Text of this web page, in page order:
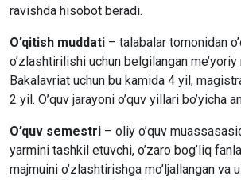
ravishda hisobot beradi.
O’qitish muddati – talabalar tomonidan
o’zlashtirilishi uchun belgilangan me’yoriy
Bakalavriat uchun bu kamida 4 yil,
2 yil. O’quv jarayoni o’quv yillari bo’yicha
O’quv semestri – oliy o’quv
yarmini tashkil etuvchi, o’zaro bog’liq
majmuini o’zlashtirishga mo’ljallangan va